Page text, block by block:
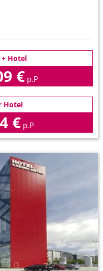
+ Hotel
€ p.P
Hotel
€ p.P